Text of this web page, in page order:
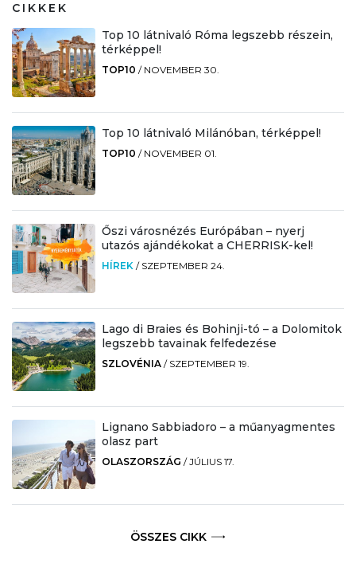
CIKKEK
Top 10 látnivaló Róma legszebb részein,
térképpel!
TOP10 / NOVEMBER 30.
Top 10 látnivaló Milánóban, térképpel!
TOP10 / NOVEMBER 01.
Őszi városnézés Európában – nyerj
utazós ajándékokat a CHERRISK-kel!
HÍREK / SZEPTEMBER 24.
Lago di Braies és Bohinji-tó – a Dolomitok
legszebb tavainak felfedezése
SZLOVÉNIA / SZEPTEMBER 19.
Lignano Sabbiadoro – a műanyagmentes
olasz part
OLASZORSZÁG /JÚLIUS 17.
ÖSSZES CIKK